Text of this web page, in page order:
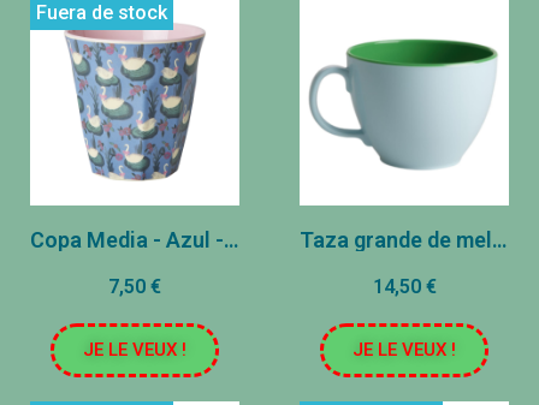
Fuera de stock
Copa Media - Azul - Lago de Swan Imprimir
7,50 €
JE LE VEUX !
Taza grande de melanime Happy Holiday Colors - Dos Tonos
14,50 €
JE LE VEUX !